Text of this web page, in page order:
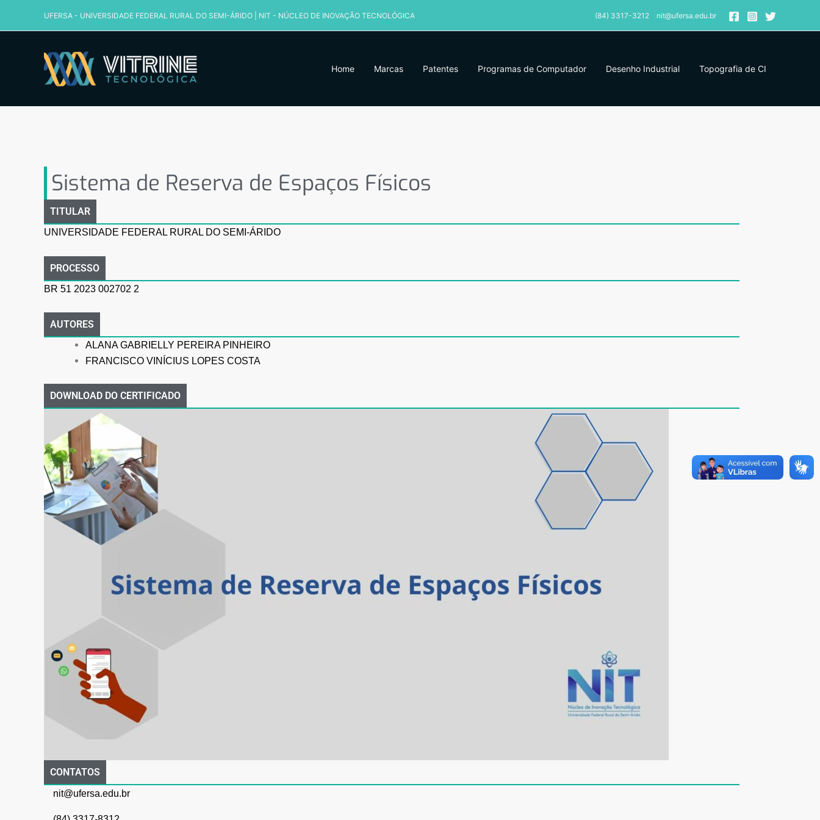
UFERSA - UNIVERSIDADE FEDERAL RURAL DO SEMI-ÁRIDO NIT - NÚCLEO DE INOVAÇÃO TECNOLÓGICA (84) 3317-3212 nit@ufersa.edu.br
Home Marcas Patentes Programas de Computador Desenho Industrial Topografia de CI
Sistema de Reserva de Espaços Físicos
TITULAR
UNIVERSIDADE FEDERAL RURAL DO SEMI-ÁRIDO
PROCESSO
BR 51 2023 002702 2
AUTORES
ALANA GABRIELLY PEREIRA PINHEIRO
FRANCISCO VINÍCIUS LOPES COSTA
DOWNLOAD DO CERTIFICADO
CONTATOS
nit@ufersa.edu.br